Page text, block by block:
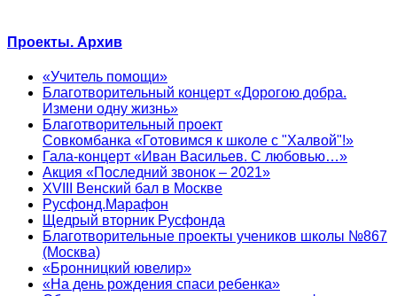
Проекты. Архив
«Учитель помощи»
Благотворительный концерт «Дорогою добра.
Измени одну жизнь»
Благотворительный проект
Совкомбанка «Готовимся к школе с "Халвой"!»
Гала-концерт «Иван Васильев. С любовью…»
Акция «Последний звонок – 2021»
XVIII Венский бал в Москве
Русфонд.Марафон
Щедрый вторник Русфонда
Благотворительные проекты учеников школы №867
(Москва)
«Бронницкий ювелир»
«На день рождения спаси ребенка»